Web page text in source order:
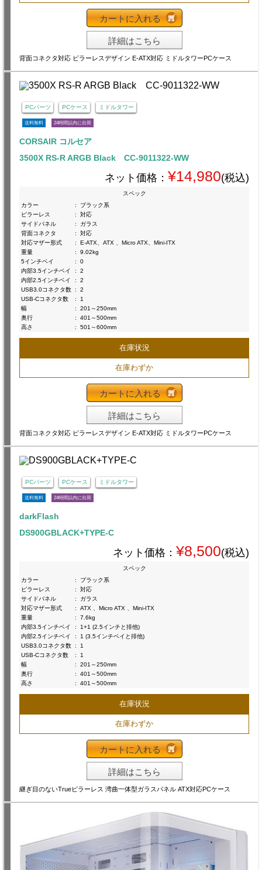
カートに入れる
詳細はこちら
背面コネクタ対応 ピラーレスデザイン E-ATX対応 ミドルタワーPCケース
PCパーツ PCケース ミドルタワー
送料無料 24時間以内に出荷
CORSAIR コルセア
3500X RS-R ARGB Black CC-9011322-WW
ネット価格： ¥14,980(税込)
スペック
カラー
:
ブラック系
ピラーレス
:
対応
サイドパネル
:
ガラス
背面コネクタ
:
対応
対応マザー形式
:
E-ATX、ATX 、Micro ATX、Mini-ITX
重量
:
9.02kg
5インチベイ
:
0
内部3.5インチベイ
:
2
内部2.5インチベイ
:
2
USB3.0コネクタ数 :
2
USB-Cコネクタ数
:
1
幅
:
201～250mm
奥行
:
401～500mm
高さ
: 501～600mm
在庫状況
在庫わずか
カートに入れる
詳細はこちら
背面コネクタ対応 ピラーレスデザイン E-ATX対応 ミドルタワーPCケース
PCパーツ PCケース ミドルタワー
送料無料 24時間以内に出荷
darkFlash
DS900GBLACK+TYPE-C
ネット価格： ¥8,500(税込)
スペック
カラー
:
ブラック系
ピラーレス
:
対応
サイドパネル
:
ガラス
対応マザー形式
:
ATX 、Micro ATX 、Mini-ITX
重量
:
7.6kg
内部3.5インチベイ
:
1+1 (2.5インチと排他)
内部2.5インチベイ
:
1 (3.5インチベイと排他)
USB3.0コネクタ数 :
1
USB-Cコネクタ数
:
1
幅
:
201～250mm
奥行
:
401～500mm
高さ
: 401～500mm
在庫状況
在庫わずか
カートに入れる
詳細はこちら
継ぎ目のないTrueピラーレス 湾曲一体型ガラスパネル ATX対応PCケース